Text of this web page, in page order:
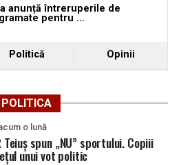
anunță întreruperile de
pentru ...
Politică Opinii
POLITICA
o lună
Teiuș spun „NU” sportului. Copiii
unui vot politic